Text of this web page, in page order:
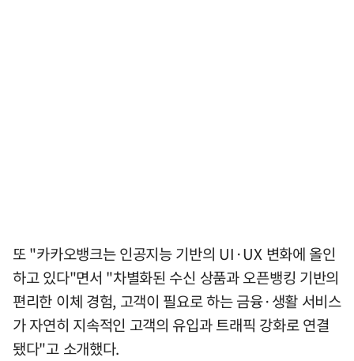
또 "카카오뱅크는 인공지능 기반의 UI·UX 변화에 올인
하고 있다"면서 "차별화된 수신 상품과 오픈뱅킹 기반의
편리한 이체 경험, 고객이 필요로 하는 금융·생활 서비스
가 자연히 지속적인 고객의 유입과 트래픽 강화로 연결
됐다"고 소개했다.